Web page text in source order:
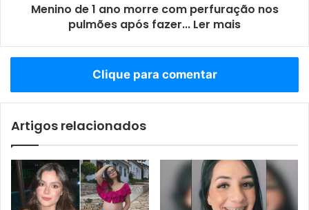
Menino de 1 ano morre com perfuração nos
pulmões após fazer... Ler mais
Clique para comentar
Artigos relacionados